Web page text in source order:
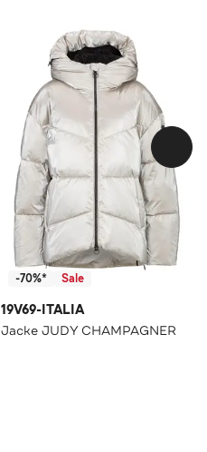
-70%* Sale
19V69-ITALIA
Jacke JUDY CHAMPAGNER